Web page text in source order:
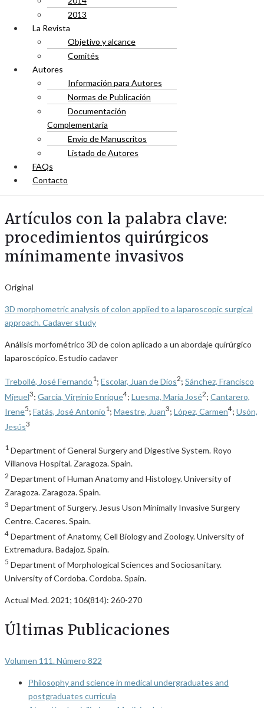
2013
La Revista
Objetivo y alcance
Comités
Autores
Información para Autores
Normas de Publicación
Documentación
Complementaria
Envío de Manuscritos
Listado de Autores
FAQs
Contacto
Artículos con la palabra clave:
procedimientos quirúrgicos
mínimamente invasivos
Original
3D morphometric analysis of colon applied to a laparoscopic surgical
approach. Cadaver study
Análisis morfométrico 3D de colon aplicado a un abordaje quirúrgico
laparoscópico. Estudio cadaver
Trebollé, José Fernando1 ; Escolar, Juan de Dios2; Sánchez, Francisco
Miguel3; García, Virginio Enrique4; Luesma, María José2; Cantarero,
Irene5; Fatás, José Antonio1 ; Maestre, Juan3; López, Carmen4; Usón,
Jesús3
1 Department of General Surgery and Digestive System. Royo
Villanova Hospital. Zaragoza. Spain.
2 Department of Human Anatomy and Histology. University of
Zaragoza. Zaragoza. Spain.
3 Department of Surgery. Jesus Uson Minimally Invasive Surgery
Centre. Caceres. Spain.
4 Department of Anatomy, Cell Biology and Zoology. University of
Extremadura. Badajoz. Spain.
5 Department of Morphological Sciences and Sociosanitary.
University of Cordoba. Cordoba. Spain.
Actual Med. 2021; 106(814): 260-270
Últimas Publicaciones
Volumen 111. Número 822
Philosophy and science in medical undergraduates and
postgraduates curricula